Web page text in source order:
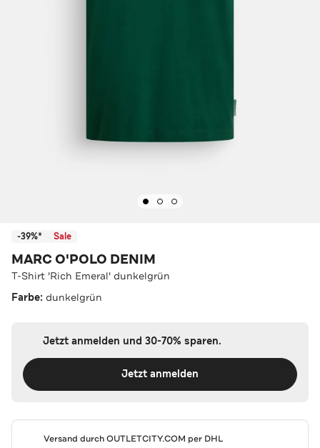
-39%* Sale
MARC O'POLO DENIM
T-Shirt 'Rich Emeral' dunkelgrün
Farbe: dunkelgrün
Jetzt anmelden und 30-70% sparen.
Jetzt anmelden
Versand durchOUTLETCITY.COM per DHL